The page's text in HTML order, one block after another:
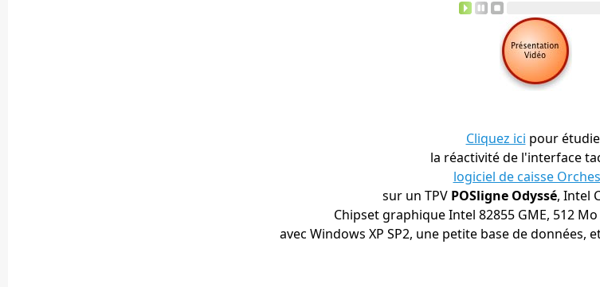
Cliquez ici pour
la réactivité de l'interface
logiciel de caisse
sur un TPV POSligne Odyssé, Intel
Chipset graphique Intel 82855 GME, 512
avec Windows XP SP2, une petite base de données,